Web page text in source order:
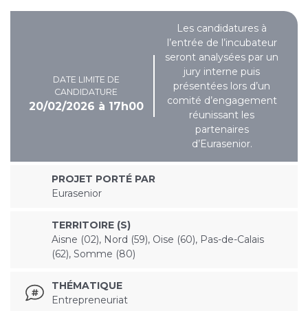
DATE LIMITE DE
CANDIDATURE
20/02/2026 à 17h00
Les candidatures à
l’entrée de l’incubateur
seront analysées par un
jury interne puis
présentées lors d’un
comité d’engagement
réunissant les
partenaires
d’Eurasenior.
PROJET PORTÉ PAR
Eurasenior
TERRITOIRE (S)
Aisne (02), Nord (59), Oise (60), Pas-de-Calais
(62), Somme (80)
THÉMATIQUE
Entrepreneuriat